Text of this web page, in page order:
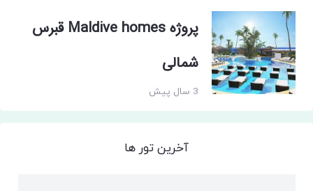
پروژه Maldive homes قبرس
شمالی
3 سال پیش
آخرین تور ها